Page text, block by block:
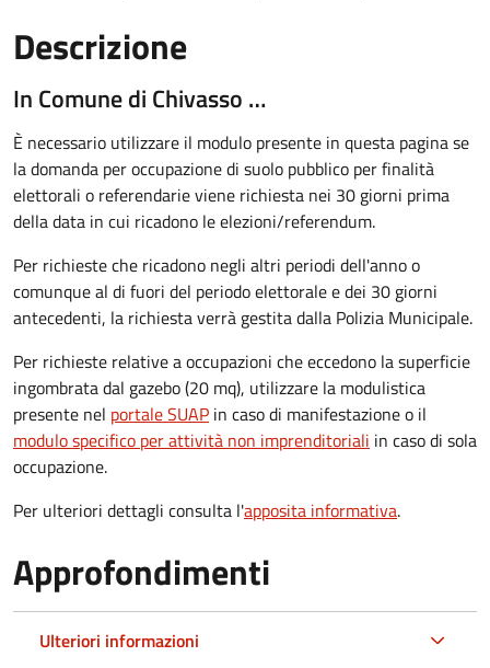
Descrizione
In Comune di Chivasso …
È necessario utilizzare il modulo presente in questa pagina se
la domanda per occupazione di suolo pubblico per finalità
elettorali o referendarie viene richiesta nei 30 giorni prima
della data in cui ricadono le elezioni/referendum.
Per richieste che ricadono negli altri periodi dell'anno o
comunque al di fuori del periodo elettorale e dei 30 giorni
antecedenti, la richiesta verrà gestita dalla Polizia Municipale.
Per richieste relative a occupazioni che eccedono la superficie
ingombrata dal gazebo (20 mq), utilizzare la modulistica
presente nel portale SUAP in caso di manifestazione o il
modulo specifico per attività non imprenditoriali in caso di sola
occupazione.
Per ulteriori dettagli consulta l'apposita informativa.
Approfondimenti
Ulteriori informazioni